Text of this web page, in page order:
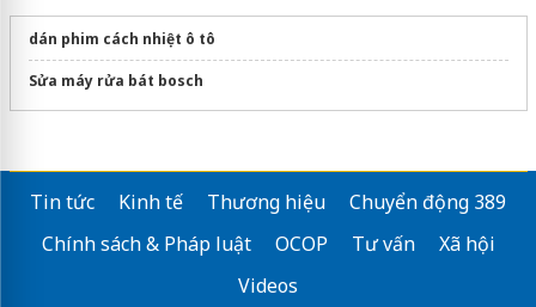
dán phim cách nhiệt ô tô
Sửa máy rửa bát bosch
Tin tức Kinh tế Thương hiệu
Chuyển động 389
Chính sách & Pháp luật
OCOP Tư vấn
Xã hội
Videos